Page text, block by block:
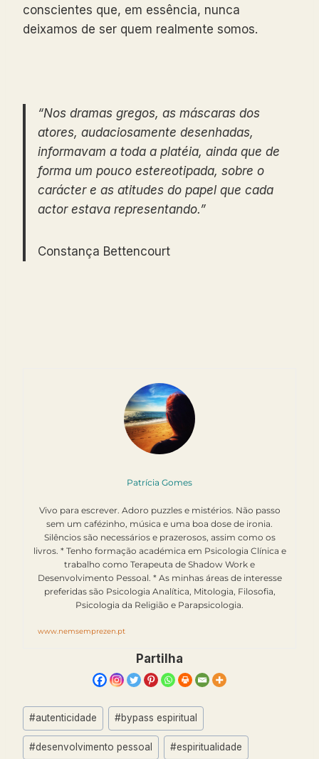
conscientes que, em essência, nunca
deixamos de ser quem realmente somos.
“Nos dramas gregos, as máscaras dos
atores, audaciosamente desenhadas,
informavam a toda a platéia, ainda que de
forma um pouco estereotipada, sobre o
carácter e as atitudes do papel que cada
actor estava representando.”
Constança Bettencourt
Patrícia Gomes
Vivo para escrever. Adoro puzzles e mistérios. Não passo
sem um cafézinho, música e uma boa dose de ironia.
Silêncios são necessários e prazerosos, assim como os
livros. * Tenho formação académica em Psicologia Clínica e
trabalho como Terapeuta de Shadow Work e
Desenvolvimento Pessoal. * As minhas áreas de interesse
preferidas são Psicologia Analítica, Mitologia, Filosofia,
Psicologia da Religião e Parapsicologia.
www.nemsemprezen.pt
Partilha
Post
Tags:
#autenticidade #bypass espiritual
#desenvolvimento pessoal #espiritualidade